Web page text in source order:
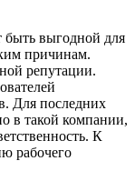
быть выгодной для
причинам.
репутации.
Для последних
в такой компании,
К
рабочего